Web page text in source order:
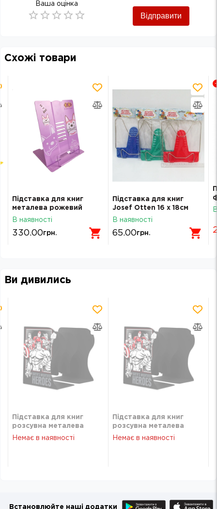
Ваша оцінка
Відправити
Схожі товари
Підставка для книг
металева рожевий
ZB.3503-10
В наявності
330.00грн.
Підставка для книг
Josef Otten 16 х 18см
128K
В наявності
65.00грн.
Ви дивились
Підставка для книг
розсувна металева
Marvel. Avengers YES
Немає в наявності
Підставка для книг
розсувна металева
Marvel. Avengers YES
Немає в наявності
Встановлюйте наші додатки